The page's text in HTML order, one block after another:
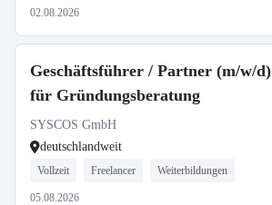
02.08.2026
Geschäftsführer / Partner (m/w/d)
für Gründungsberatung
SYSCOS GmbH
deutschlandweit
Vollzeit Freelancer Weiterbildungen
05.08.2026